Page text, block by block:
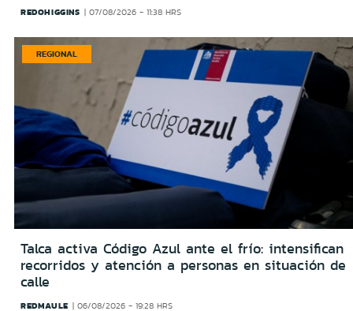
REDOHIGGINS 07/08/2026 - 11:38 HRS
REGIONAL
Talca activa Código Azul ante el frío: intensifican
recorridos y atención a personas en situación de
calle
REDMAULE 06/08/2026 - 19:28 HRS